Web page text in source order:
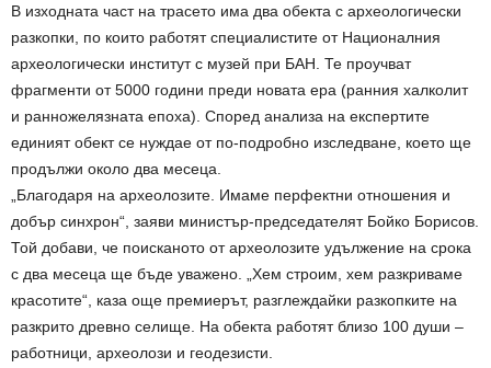
В изходната част на трасето има два обекта с археологически
разкопки, по които работят специалистите от Националния
археологически институт с музей при БАН. Те проучват
фрагменти от 5000 години преди новата ера (ранния халколит
и ранножелязната епоха). Според анализа на експертите
единият обект се нуждае от по-подробно изследване, което ще
продължи около два месеца.
„Благодаря на археолозите. Имаме перфектни отношения и
добър синхрон“, заяви министър-председателят Бойко Борисов.
Той добави, че поисканото от археолозите удължение на срока
с два месеца ще бъде уважено. „Хем строим, хем разкриваме
красотите“, каза още премиерът, разглеждайки разкопките на
разкрито древно селище. На обекта работят близо 100 души –
работници, археолози и геодезисти.